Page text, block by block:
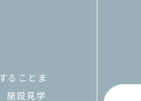
ることま
施設見学